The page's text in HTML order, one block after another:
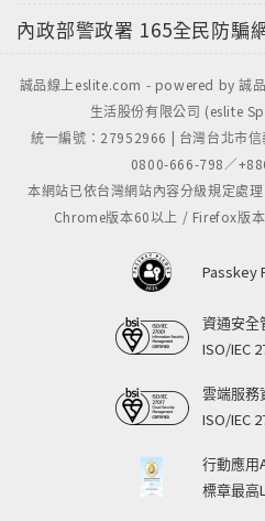
內政部警政署 165全民防騙
誠品線上eslite.com - powered by 誠
生活股份有限公司 (eslite
統一編號：27952966 | 台灣台北市
0800-666-798／
本網站已依台灣網站內容分級規定處
Chrome版本60以上 / Firefox版
Passkey
資通安全
ISO/IEC
雲端服務
ISO/IEC
行動應用
標章最高